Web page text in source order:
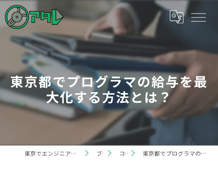
東京都でプログラマの給与を最
大化する方法とは？
東京でエンジニアの求人なら株式会社アタレ ブログ コラム 東京都でプログラマの給与を最大化する方法とは？